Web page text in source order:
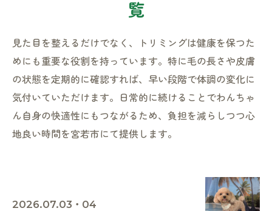
覧
見た目を整えるだけでなく、トリミングは健康を保つた
めにも重要な役割を持っています。特に毛の長さや皮膚
の状態を定期的に確認すれば、早い段階で体調の変化に
気付いていただけます。日常的に続けることでわんちゃ
ん自身の快適性にもつながるため、負担を減らしつつ心
地良い時間を宮若市にて提供します。
2026.07.03・04